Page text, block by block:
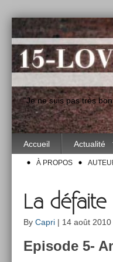
"Je ne suis pas très
Accueil Actualité
À PROPOS
La
By Capri | 14 août
Epi­sode 5-